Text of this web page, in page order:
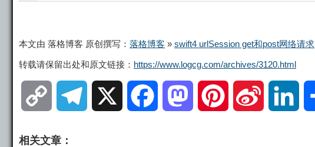
本文由 落格博客 原创撰写： 落格博客 » swift4 urlSession get和post网络请求
转载请保留出处和原文链接： https://www.logcg.com/archives/3120.html
相关文章：